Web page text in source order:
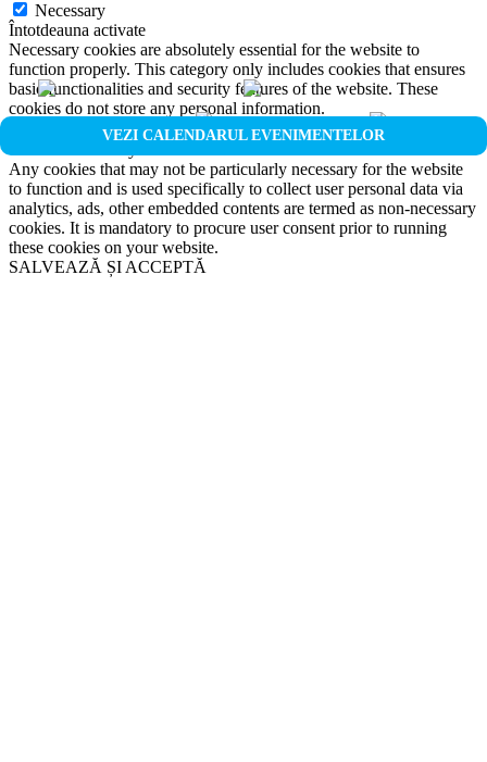
VEZI CALENDARUL EVENIMENTELOR
Necessary
Întotdeauna activate
Necessary cookies are absolutely essential for the website to
function properly. This category only includes cookies that ensures
basic functionalities and security features of the website. These
cookies do not store any personal information.
Non-necessary
Any cookies that may not be particularly necessary for the website
to function and is used specifically to collect user personal data via
analytics, ads, other embedded contents are termed as non-necessary
cookies. It is mandatory to procure user consent prior to running
these cookies on your website.
SALVEAZĂ ȘI ACCEPTĂ